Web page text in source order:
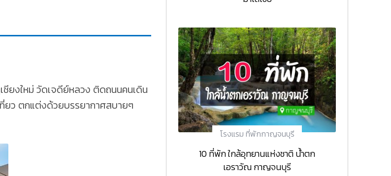
ชียงใหม่ วัดเจดีย์หลวง ติดถนนคนเดิน
ยว ตกแต่งด้วยบรรยากาศสบายๆ
โรงแรม ที่พักกาญจนบุรี
10 ที่พัก ใกล้อุทยานแห่งชาติ น้ำตก
เอราวัณ กาญจนบุรี